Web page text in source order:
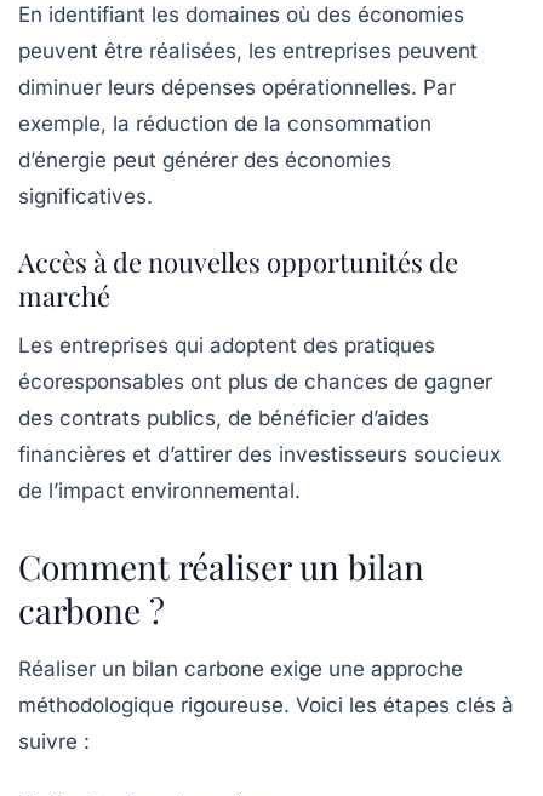
En identifiant les domaines où des économies
peuvent être réalisées, les entreprises peuvent
diminuer leurs dépenses opérationnelles. Par
exemple, la réduction de la consommation
d’énergie peut générer des économies
significatives.
Accès à de nouvelles opportunités de
marché
Les entreprises qui adoptent des pratiques
écoresponsables ont plus de chances de gagner
des contrats publics, de bénéficier d’aides
financières et d’attirer des investisseurs soucieux
de l’impact environnemental.
Comment réaliser un bilan
carbone ?
Réaliser un bilan carbone exige une approche
méthodologique rigoureuse. Voici les étapes clés à
suivre :